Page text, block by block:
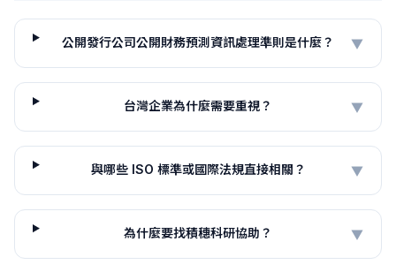
公開發行公司公開財務預測資訊處理準則是什麼？ ▼
台灣企業為什麼需要重視？ ▼
與哪些 ISO 標準或國際法規直接相關？ ▼
為什麼要找積穗科研協助？ ▼